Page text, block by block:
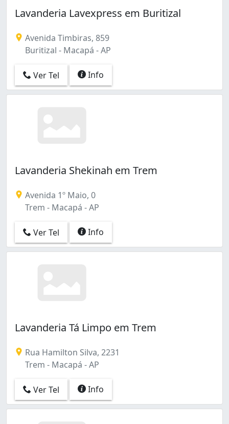
Lavanderia Lavexpress em Buritizal
Avenida Timbiras, 859
Buritizal - Macapá - AP
Ver Tel Info
Lavanderia Shekinah em Trem
Avenida 1º Maio, 0
Trem - Macapá - AP
Ver Tel Info
Lavanderia Tá Limpo em Trem
Rua Hamilton Silva, 2231
Trem - Macapá - AP
Ver Tel Info